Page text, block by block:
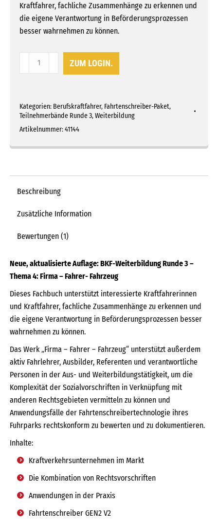
Kraftfahrer, fachliche Zusammenhänge zu erkennen und
die eigene Verantwortung in Beförderungsprozessen
besser wahrnehmen zu können.
Thema
-
Fahrzeug
Menge
ZUM LOGIN.
Kategorien: Berufskraftfahrer, Fahrtenschreiber-Paket,
Teilnehmerbände Runde 3,Weiterbildung
Artikelnummer:41144
Beschreibung
Zusätzliche Information
Bewertungen (1)
Neue, aktualisierte Auflage: BKF-Weiterbildung Runde 3 –
Thema 4: Firma – Fahrer- Fahrzeug
Dieses Fachbuch unterstützt interessierte Kraftfahrerinnen
und Kraftfahrer, fachliche Zusammenhänge zu erkennen und
die eigene Verantwortung in Beförderungsprozessen besser
wahrnehmen zu können.
Das Werk „Firma – Fahrer – Fahrzeug“ unterstützt außerdem
aktiv Fahrlehrer, Ausbilder, Referenten und verantwortliche
Personen in der Aus- und Weiterbildungstätigkeit, um die
Komplexität der Sozialvorschriften in Verknüpfung mit
anderen Rechtsgebieten vermitteln zu können und
Anwendungsfälle der Fahrtenschreibertechnologie ihres
Fuhrparks rechtskonform zu bewerten und zu dokumentieren.
Inhalte:
Kraftverkehrsunternehmen im Markt
Die Kombination von Rechtsvorschriften
Anwendungen in der Praxis
Fahrtenschreiber GEN2 V2